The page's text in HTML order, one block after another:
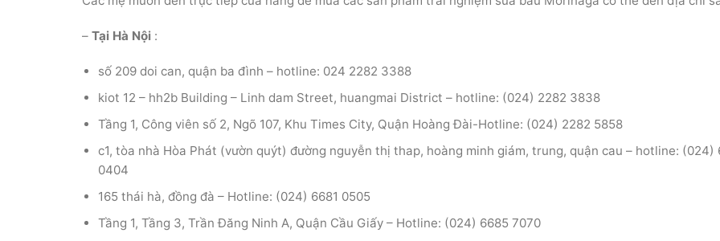
– Tại Hà Nội :
số 209 doi can, quận ba đình – hotline: 024 2282 3388
kiot 12 – hh2b Building – Linh dam Street, huangmai District – hotline: (024) 2282 3838
Tầng 1, Công viên số 2, Ngõ 107, Khu Times City, Quận Hoàng Đài-Hotline: (024) 2282 5858
c1, tòa nhà Hòa Phát (vườn quýt) đường nguyễn thị thap, hoàng minh giám, trung, quận cau – hotline: (024)
0404
165 thái hà, đồng đà – Hotline: (024) 6681 0505
Tầng 1, Tầng 3, Trần Đăng Ninh A, Quận Cầu Giấy – Hotline: (024) 6685 7070